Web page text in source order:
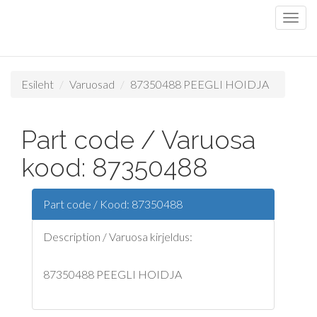
Esileht Varuosad 87350488 PEEGLI HOIDJA
Part code / Varuosa
kood: 87350488
Part code / Kood: 87350488
Description / Varuosa kirjeldus:
87350488 PEEGLI HOIDJA